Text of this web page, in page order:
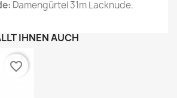
Damengürtel 31m Lacknude.
IHNEN AUCH
favorite_border